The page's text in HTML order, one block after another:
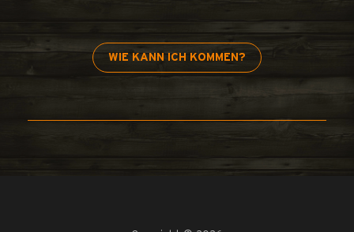
WIE KANN ICH KOMMEN?